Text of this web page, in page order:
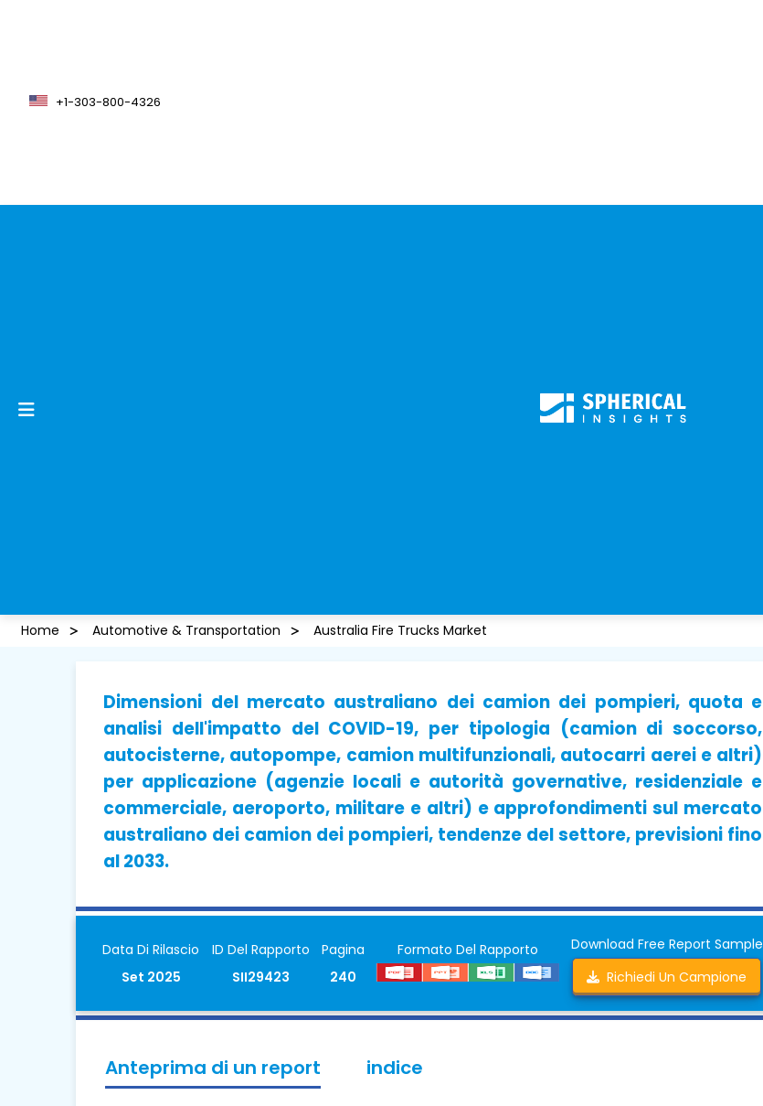
+1-303-800-4326
Home Automotive & Transportation Australia Fire Trucks Market
Dimensioni del mercato australiano dei camion dei pompieri, quota e
analisi dell'impatto del COVID-19, per tipologia (camion di soccorso,
autocisterne, autopompe, camion multifunzionali, autocarri aerei e altri)
per applicazione (agenzie locali e autorità governative, residenziale e
commerciale, aeroporto, militare e altri) e approfondimenti sul mercato
australiano dei camion dei pompieri, tendenze del settore, previsioni fino
al 2033.
Data Di Rilascio
Set 2025
ID Del Rapporto
SII29423
Pagina
240
Formato Del Rapporto
Download Free Report Sample
Richiedi Un Campione
Anteprima di un report indice